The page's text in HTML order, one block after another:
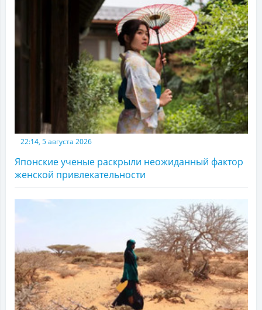
22:14, 5 августа 2026
Японские ученые раскрыли неожиданный фактор
женской привлекательности